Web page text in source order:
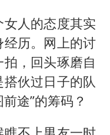
人的态度其实
历。网上的讨
，回头琢磨自
伙过日子的队
途”的筹码？